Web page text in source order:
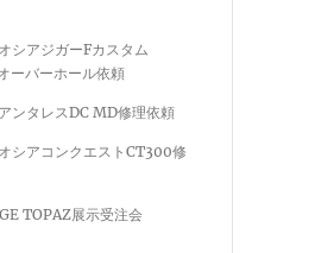
シアジガーFカスタム
ーバーホール依頼
ンタレスDC MD修理依頼
シアコンクエストCT300修
TOPAZ展示受注会